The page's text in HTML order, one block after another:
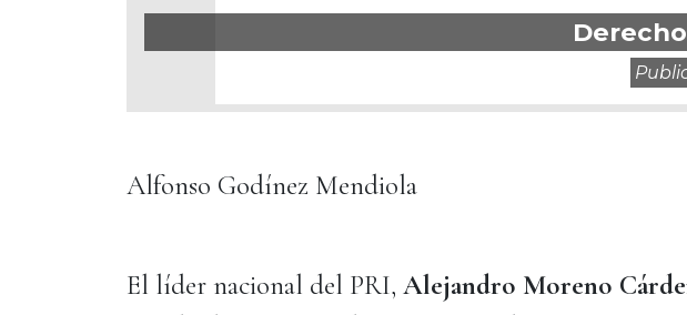
Alfonso Godínez Mendiola
El líder nacional del PRI, Alejandro Moreno